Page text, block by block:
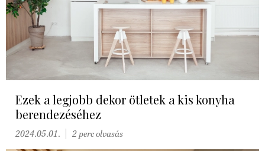
Ezek a legjobb dekor ötletek a kis konyha
berendezéséhez
2024.05.01. 2 perc olvasás